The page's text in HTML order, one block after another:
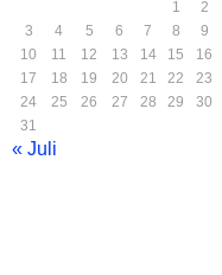
1
2
3
4 5 6 7 8
9
10
11 12 13 14 15
16
17
18 19 20 21 22
23
24
25 26 27 28 29
30
31
« Juli